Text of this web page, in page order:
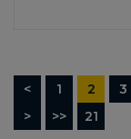
< 1 2 3
>
>> 21